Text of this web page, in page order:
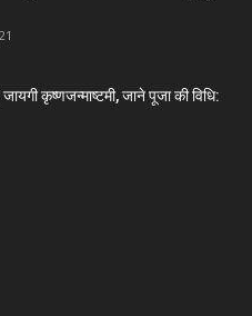
कृष्णजन्माष्टमी, जाने पूजा की विधि: